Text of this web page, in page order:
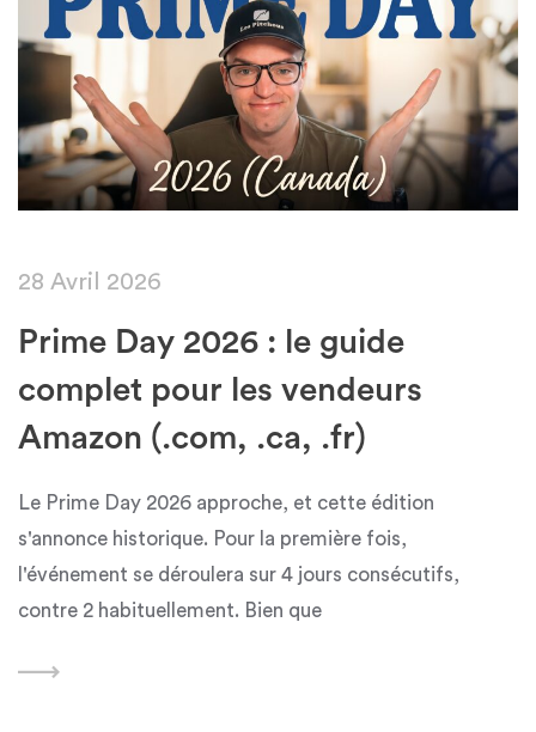
28 Avril 2026
Prime Day 2026 : le guide
complet pour les vendeurs
Amazon (.com, .ca, .fr)
Le Prime Day 2026 approche, et cette édition
s'annonce historique. Pour la première fois,
l'événement se déroulera sur 4 jours consécutifs,
contre 2 habituellement. Bien que